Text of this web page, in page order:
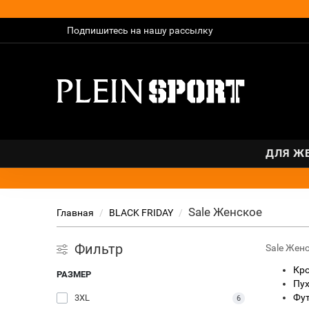
Подпишитесь на нашу рассылку
ДЛЯ
Главная BLACK FRIDAY Sale Женское
Фильтр
РАЗМЕР
3XL 6
Sale